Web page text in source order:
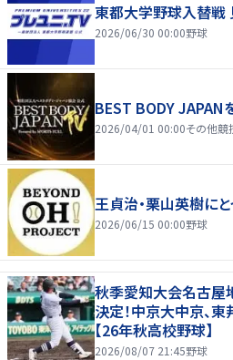
東都大学野球入替戦
2026/06/30 00:00野球
BEST BODY JAPAN
2026/04/01 00:00その他競
王貞治・栗山英樹に
2026/06/15 00:00野球
秋季愛知大会名古屋
決定！中京大中京、
【26年秋高校野球】
2026/08/07 21:45野球